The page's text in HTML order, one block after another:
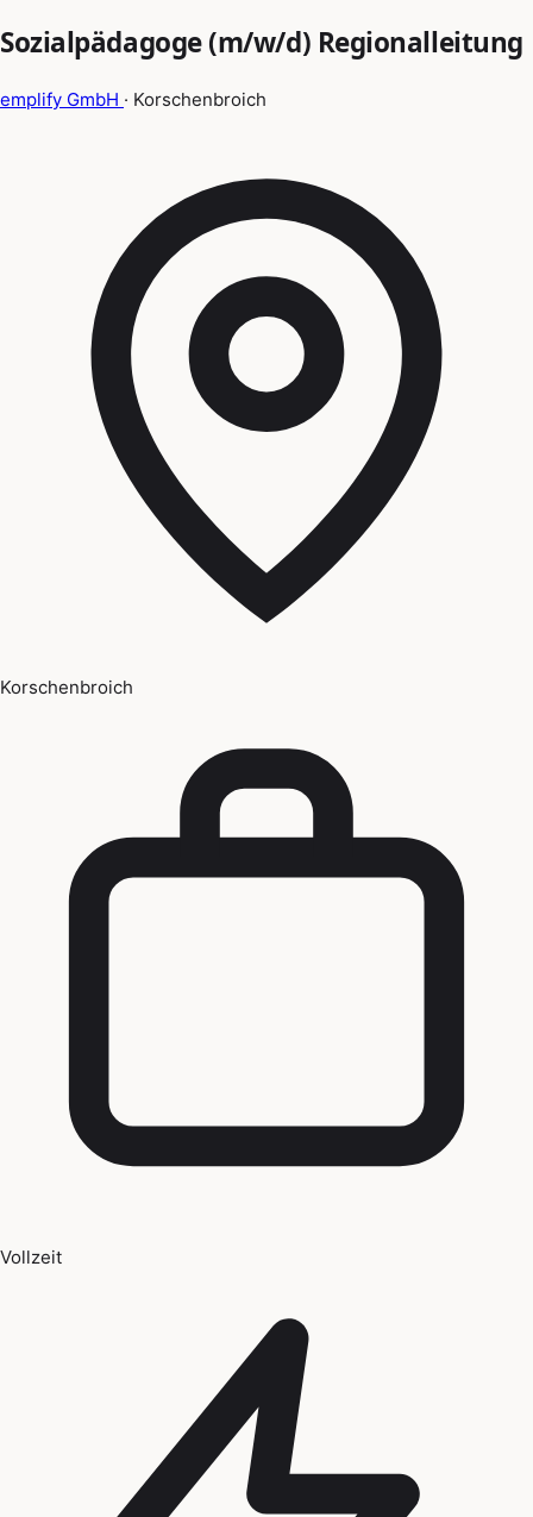
Sozialpädagoge (m/w/d) Regionalleitung
emplify GmbH · Korschenbroich
Korschenbroich
Vollzeit